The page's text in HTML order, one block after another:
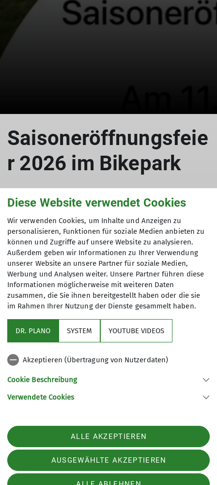
Saisoneröffnungsfeie
r 2026 im Bikepark
31.03.2026
bikepark jdav mountainbiken sektion
veranstaltungen
Am Samstag, 11.04.2026, feiern wir gemeinsam
unsere Saisoneröffnung!
Ab diesem Tag ist der Bikepark wieder befahrbar.
Diese Website verwendet Cookies
Wir verwenden Cookies, um Inhalte und Anzeigen zu
personalisieren, Funktionen für soziale Medien anbieten zu
können und Zugriffe auf unsere Website zu analysieren.
Außerdem geben wir Informationen zu Ihrer Verwendung
unserer Website an unsere Partner für soziale Medien,
Werbung und Analysen weiter. Unsere Partner führen diese
Informationen möglicherweise mit weiteren Daten
zusammen, die Sie ihnen bereitgestellt haben oder die sie
im Rahmen Ihrer Nutzung der Dienste gesammelt haben.
DR. PLANO SYSTEM YOUTUBE VIDEOS
Akzeptieren (Übertragung von Nutzerdaten)
Cookie Beschreibung
Verwendete Cookies
ALLE AKZEPTIEREN
AUSGEWÄHLTE AKZEPTIEREN